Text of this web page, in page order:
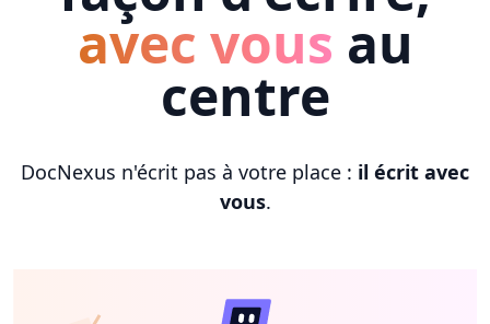
avec vous au
centre
DocNexus n'écrit pas à votre place : il écrit avec
vous.